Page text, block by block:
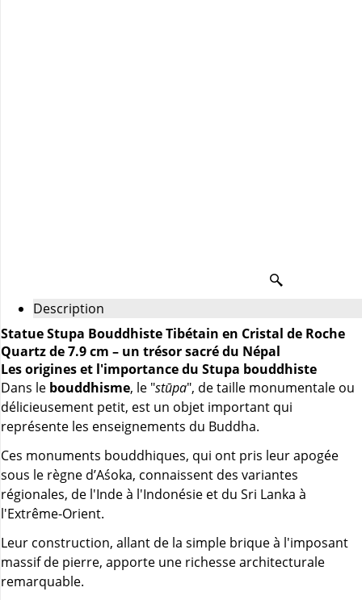
Description
Statue Stupa Bouddhiste Tibétain en Cristal de Roche
Quartz de 7.9 cm – un trésor sacré du Népal
Les origines et l'importance du Stupa bouddhiste
Dans le bouddhisme, le "stūpa", de taille monumentale ou
délicieusement petit, est un objet important qui
représente les enseignements du Buddha.
Ces monuments bouddhiques, qui ont pris leur apogée
sous le règne d’Aśoka, connaissent des variantes
régionales, de l'Inde à l'Indonésie et du Sri Lanka à
l'Extrême-Orient.
Leur construction, allant de la simple brique à l'imposant
massif de pierre, apporte une richesse architecturale
remarquable.